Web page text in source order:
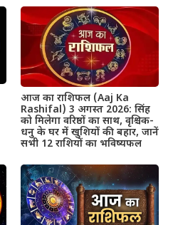
आज का राशिफल (Aaj Ka
Rashifal) 3 अगस्त 2026: सिंह
को मिलेगा वरिष्ठों का साथ, वृश्चिक-
धनु के घर में खुशियों की बहार, जानें
सभी 12 राशियों का भविष्यफल